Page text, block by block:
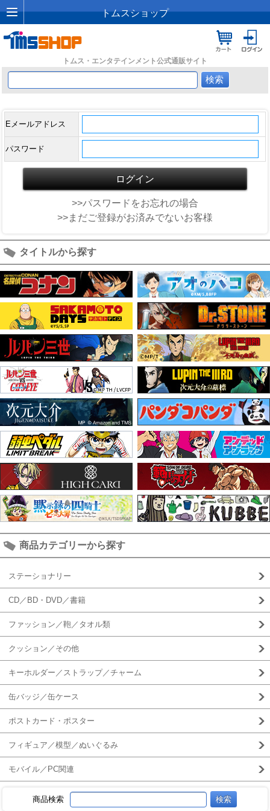
トムスショップ
トムス・エンタテインメント公式通販サイト
Eメールアドレス
パスワード
>>パスワードをお忘れの場合
>>まだご登録がお済みでないお客様
タイトルから探す
商品カテゴリーから探す
ステーショナリー
CD／BD・DVD／書籍
ファッション／鞄／タオル類
クッション／その他
キーホルダー／ストラップ／チャーム
缶バッジ／缶ケース
ポストカード・ポスター
フィギュア／模型／ぬいぐるみ
モバイル／PC関連
商品検索